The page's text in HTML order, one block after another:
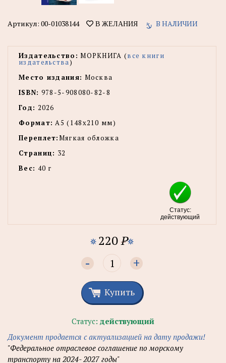
Артикул: 00-01038144 В ЖЕЛАНИЯ В НАЛИЧИИ
Издательство: МОРКНИГА (все книги
издательства)
Место издания: Москва
ISBN: 978-5-908080-82-8
Год: 2026
Формат: А5 (148x210 мм)
Переплет:Мягкая обложка
Страниц: 32
Вес: 40 г
Статус:
действующий
220P
- +
Купить
Статус: действующий
Документ продается с актуализацией на дату продажи!
"Федеральное отраслевое соглашение по морскому
транспорту на 2024- 2027 годы"